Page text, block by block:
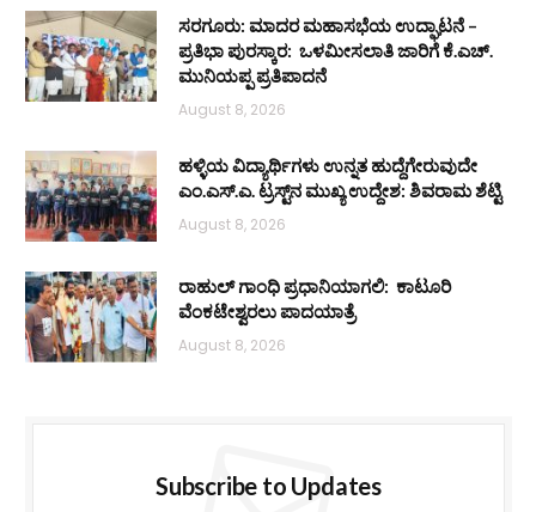
ಸರಗೂರು: ಮಾದರ ಮಹಾಸಭೆಯ ಉದ್ಘಾಟನೆ –
ಪ್ರತಿಭಾ ಪುರಸ್ಕಾರ: ಒಳಮೀಸಲಾತಿ ಜಾರಿಗೆ ಕೆ.ಎಚ್.
ಮುನಿಯಪ್ಪ ಪ್ರತಿಪಾದನೆ
August 8, 2026
ಹಳ್ಳಿಯ ವಿದ್ಯಾರ್ಥಿಗಳು ಉನ್ನತ ಹುದ್ದೆಗೇರುವುದೇ
ಎಂ.ಎಸ್.ಎ. ಟ್ರಸ್ಟ್‌ನ ಮುಖ್ಯ ಉದ್ದೇಶ: ಶಿವರಾಮ ಶೆಟ್ಟಿ
August 8, 2026
ರಾಹುಲ್ ಗಾಂಧಿ ಪ್ರಧಾನಿಯಾಗಲಿ: ಕಾಟೂರಿ
ವೆಂಕಟೇಶ್ವರಲು ಪಾದಯಾತ್ರೆ
August 8, 2026
Subscribe to Updates